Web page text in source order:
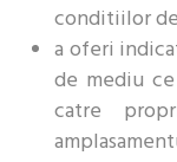
conditiilor
a oferi
de mediu
catre